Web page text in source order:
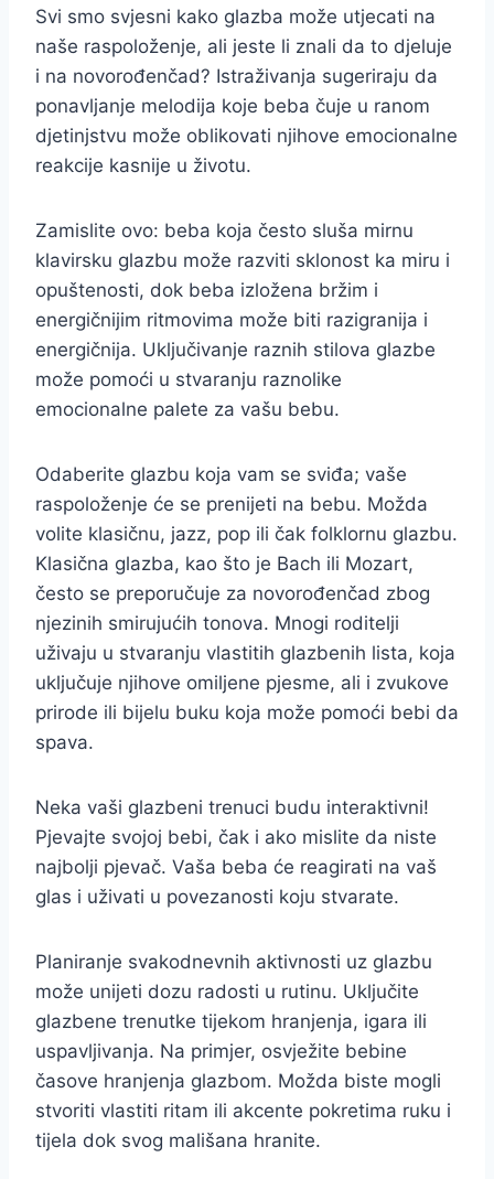
Svi smo svjesni kako glazba može utjecati na
naše raspoloženje, ali jeste li znali da to djeluje
i na novorođenčad? Istraživanja sugeriraju da
ponavljanje melodija koje beba čuje u ranom
djetinjstvu može oblikovati njihove emocionalne
reakcije kasnije u životu.
Zamislite ovo: beba koja često sluša mirnu
klavirsku glazbu može razviti sklonost ka miru i
opuštenosti, dok beba izložena bržim i
energičnijim ritmovima može biti razigranija i
energičnija. Uključivanje raznih stilova glazbe
može pomoći u stvaranju raznolike
emocionalne palete za vašu bebu.
Odaberite glazbu koja vam se sviđa; vaše
raspoloženje će se prenijeti na bebu. Možda
volite klasičnu, jazz, pop ili čak folklornu glazbu.
Klasična glazba, kao što je Bach ili Mozart,
često se preporučuje za novorođenčad zbog
njezinih smirujućih tonova. Mnogi roditelji
uživaju u stvaranju vlastitih glazbenih lista, koja
uključuje njihove omiljene pjesme, ali i zvukove
prirode ili bijelu buku koja može pomoći bebi da
spava.
Neka vaši glazbeni trenuci budu interaktivni!
Pjevajte svojoj bebi, čak i ako mislite da niste
najbolji pjevač. Vaša beba će reagirati na vaš
glas i uživati u povezanosti koju stvarate.
Planiranje svakodnevnih aktivnosti uz glazbu
može unijeti dozu radosti u rutinu. Uključite
glazbene trenutke tijekom hranjenja, igara ili
uspavljivanja. Na primjer, osvježite bebine
časove hranjenja glazbom. Možda biste mogli
stvoriti vlastiti ritam ili akcente pokretima ruku i
tijela dok svog mališana hranite.